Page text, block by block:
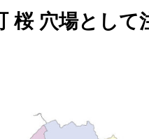
桜 穴場として